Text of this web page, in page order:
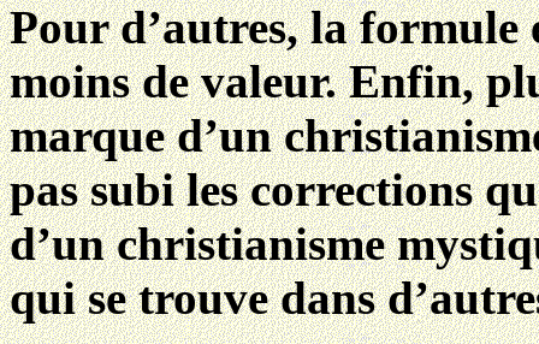
Pour d’autres, la formule
moins de valeur. Enfin,
marque d’un
pas subi les corrections
d’un christianisme
qui se trouve dans